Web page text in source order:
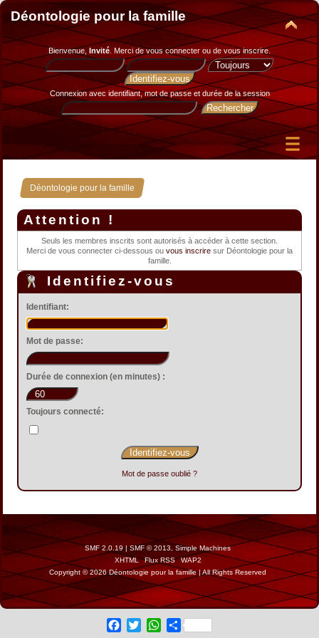
Déontologie pour la famille
Bienvenue, Invité. Merci devous connecter ou de vous inscrire.
Connexion avec identifiant, mot de passe et durée de la session
Déontologie pour la famille
Attention !
Seuls les membres inscrits sont autorisés à accéder à cette section.
Merci de vous connecter ci-dessous ou vous inscrire sur Déontologie pour la
famille.
Identifiez-vous
Identifiant:
Mot de passe:
Durée de connexion (en minutes) :
Toujours connecté:
Mot de passe oublié ?
SMF 2.0.19|SMF © 2013, Simple Machines
XHTML
Flux RSS
WAP2
Copyright © 2026 Déontologie pour la famille | All Rights Reserved
Facebook
Twitter WhatsApp
Share